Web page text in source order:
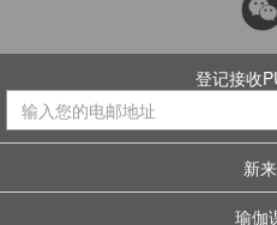
登记接收
新
瑜伽